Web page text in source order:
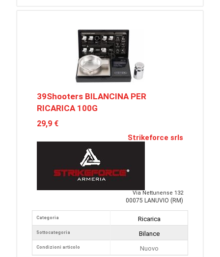
39Shooters BILANCINA PER
RICARICA 100G
29,9 €
Strikeforce srls
Via Nettunense 132
00075 LANUVIO (RM)
Categoria
Sottocategoria
Condizioni articolo
Ricarica
Bilance
Nuovo